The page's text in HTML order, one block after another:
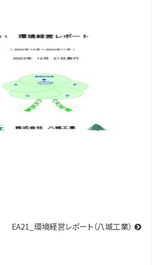
EA21_環境経営レポート（八城工業）